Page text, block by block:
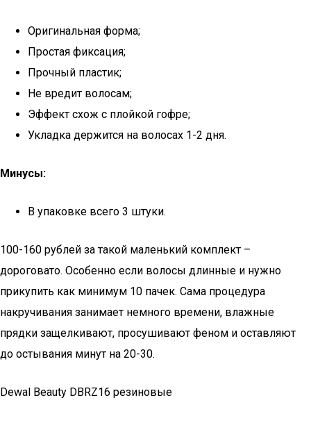
Оригинальная форма;
Простая фиксация;
Прочный пластик;
Не вредит волосам;
Эффект схож с плойкой гофре;
Укладка держится на волосах 1-2 дня.
Минусы:
В упаковке всего 3 штуки.
100-160 рублей за такой маленький комплект –
дороговато. Особенно если волосы длинные и нужно
прикупить как минимум 10 пачек. Сама процедура
накручивания занимает немного времени, влажные
прядки защелкивают, просушивают феном и оставляют
до остывания минут на 20-30.
Dewal Beauty DBRZ16 резиновые